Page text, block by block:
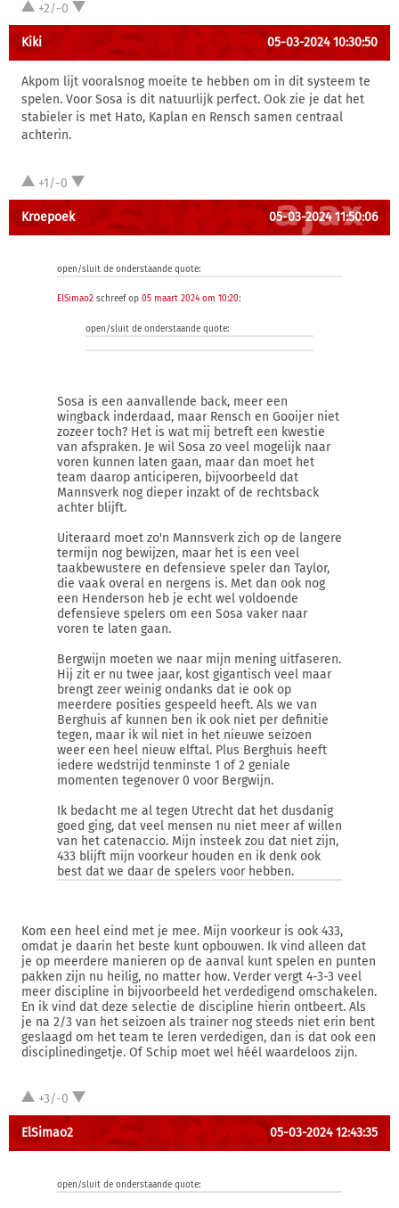
+2/-0
Kiki 05-03-2024 10:30:50
Akpom lijt vooralsnog moeite te hebben om in dit systeem te
spelen. Voor Sosa is dit natuurlijk perfect. Ook zie je dat het
stabieler is met Hato, Kaplan en Rensch samen centraal
achterin.
+1/-0
Kroepoek 05-03-2024 11:50:06
open/sluit de onderstaande quote:
ElSimao2 schreef op 05 maart 2024 om 10:20:
open/sluit de onderstaande quote:
Sosa is een aanvallende back, meer een
wingback inderdaad, maar Rensch en Gooijer niet
zozeer toch? Het is wat mij betreft een kwestie
van afspraken. Je wil Sosa zo veel mogelijk naar
voren kunnen laten gaan, maar dan moet het
team daarop anticiperen, bijvoorbeeld dat
Mannsverk nog dieper inzakt of de rechtsback
achter blijft.
Uiteraard moet zo'n Mannsverk zich op de langere
termijn nog bewijzen, maar het is een veel
taakbewustere en defensieve speler dan Taylor,
die vaak overal en nergens is. Met dan ook nog
een Henderson heb je echt wel voldoende
defensieve spelers om een Sosa vaker naar
voren te laten gaan.
Bergwijn moeten we naar mijn mening uitfaseren.
Hij zit er nu twee jaar, kost gigantisch veel maar
brengt zeer weinig ondanks dat ie ook op
meerdere posities gespeeld heeft. Als we van
Berghuis af kunnen ben ik ook niet per definitie
tegen, maar ik wil niet in het nieuwe seizoen
weer een heel nieuw elftal. Plus Berghuis heeft
iedere wedstrijd tenminste 1 of 2 geniale
momenten tegenover 0 voor Bergwijn.
Ik bedacht me al tegen Utrecht dat het dusdanig
goed ging, dat veel mensen nu niet meer af willen
van het catenaccio. Mijn insteek zou dat niet zijn,
433 blijft mijn voorkeur houden en ik denk ook
best dat we daar de spelers voor hebben.
Kom een heel eind met je mee. Mijn voorkeur is ook 433,
omdat je daarin het beste kunt opbouwen. Ik vind alleen dat
je op meerdere manieren op de aanval kunt spelen en punten
pakken zijn nu heilig, no matter how. Verder vergt 4-3-3 veel
meer discipline in bijvoorbeeld het verdedigend omschakelen.
En ik vind dat deze selectie de discipline hierin ontbeert. Als
je na 2/3 van het seizoen als trainer nog steeds niet erin bent
geslaagd om het team te leren verdedigen, dan is dat ook een
disciplinedingetje. Of Schip moet wel héél waardeloos zijn.
+3/-0
ElSimao2 05-03-2024 12:43:35
open/sluit de onderstaande quote: